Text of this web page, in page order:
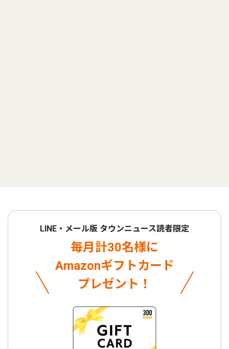
LINE・メール版 タウンニュース読者限定
毎月計30名様に
Amazonギフトカード
プレゼント！